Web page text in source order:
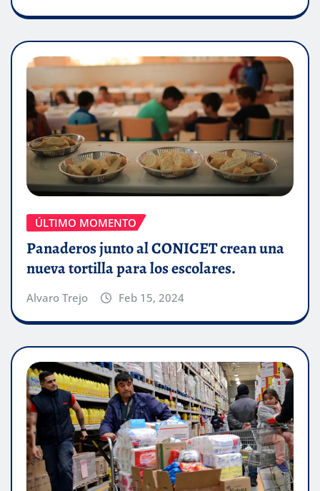
ÚLTIMO MOMENTO
Panaderos junto al CONICET crean una
nueva tortilla para los escolares.
Alvaro Trejo Feb 15, 2024